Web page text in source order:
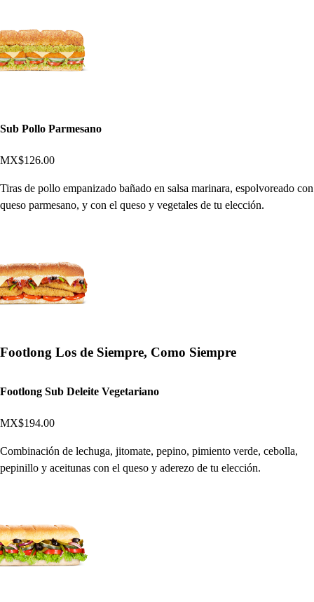
Sub Pollo Parmesano
MX$126.00
Tiras de pollo empanizado bañado en salsa marinara, espolvoreado con
queso parmesano, y con el queso y vegetales de tu elección.
Footlong Los de Siempre, Como Siempre
Footlong Sub Deleite Vegetariano
MX$194.00
Combinación de lechuga, jitomate, pepino, pimiento verde, cebolla,
pepinillo y aceitunas con el queso y aderezo de tu elección.